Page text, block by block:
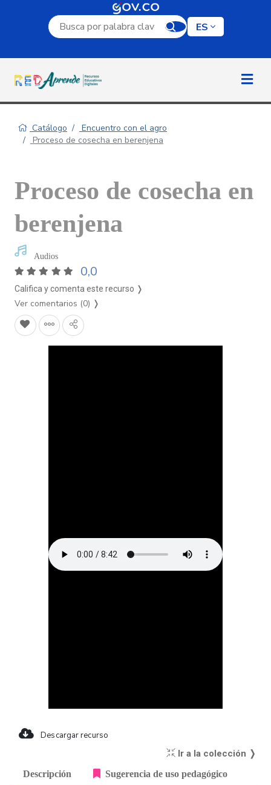
Campo de búsqueda por palabra clave
ES
Catálogo
Encuentro con el agro
Proceso de cosecha en berenjena
Proceso de cosecha en
berenjena
Audios
0,0
Califica y comenta este recurso ❭
Ver comentarios (0) ❭
Descargar recurso
Ir a la colección ❭
Descripción Sugerencia de uso pedagógico